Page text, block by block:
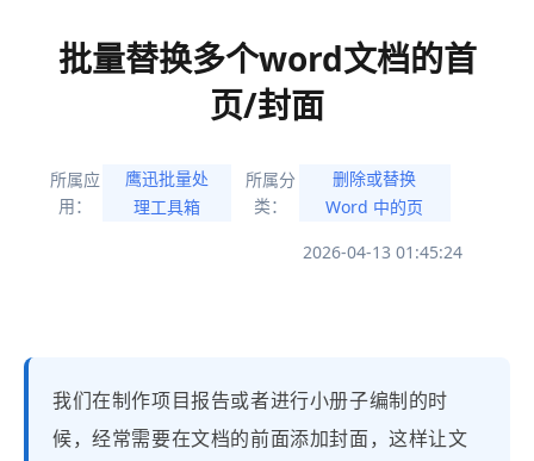
批量替换多个word文档的首
页/封面
所属应
用：
鹰迅批量处
理工具箱
所属分
类：
删除或替换
Word 中的页
2026-04-13 01:45:24
我们在制作项目报告或者进行小册子编制的时
候，经常需要在文档的前面添加封面，这样让文